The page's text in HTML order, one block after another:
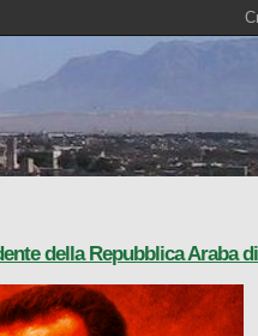
della Repubblica Araba